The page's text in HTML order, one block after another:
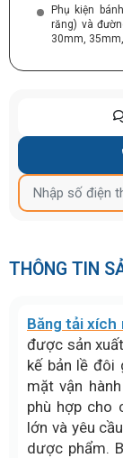
Phụ kiện
răng) và
30mm,
THÔNG TIN
Băng tải xích
được sản
kế bản lề đôi
mặt vận
phù hợp cho
lớn và yêu
dược phẩm.